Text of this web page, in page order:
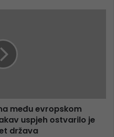
među evropskom
uspjeh ostvarilo je
država